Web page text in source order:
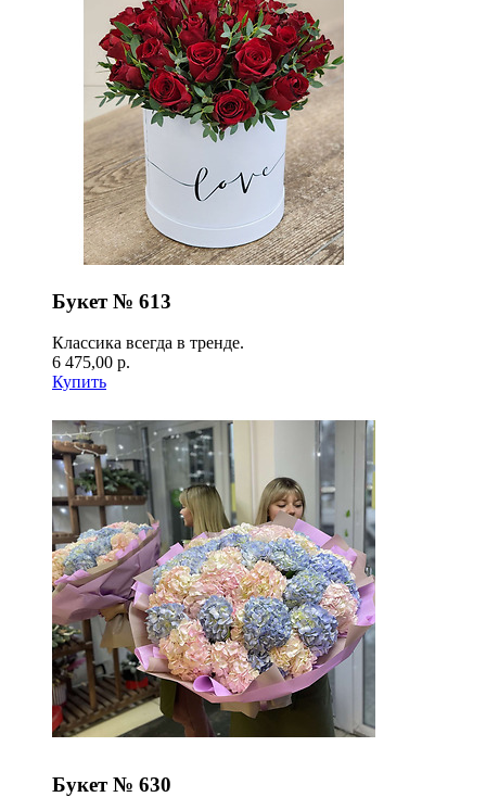
Букет № 613
Классика всегда в тренде.
6 475,00 р.
Купить
Букет № 630